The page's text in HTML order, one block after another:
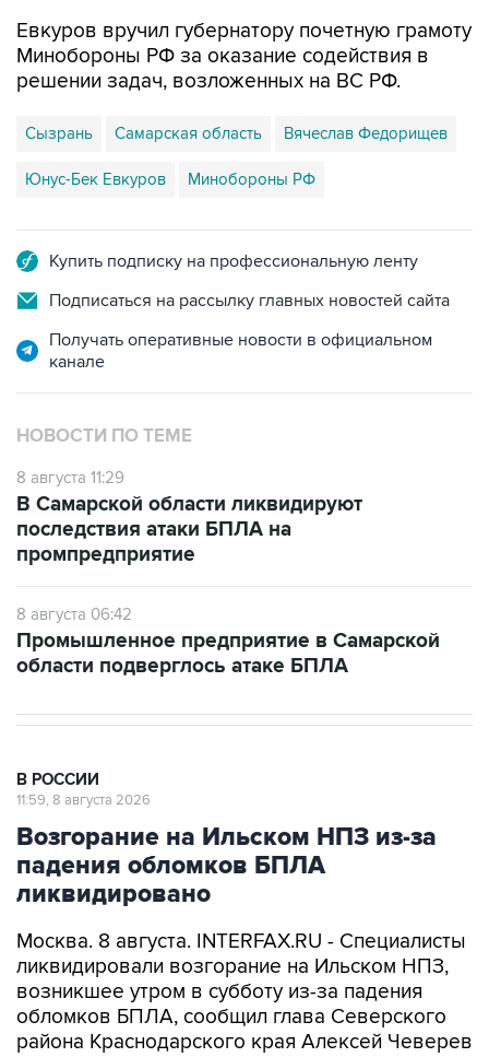
Евкуров вручил губернатору почетную грамоту
Минобороны РФ за оказание содействия в
решении задач, возложенных на ВС РФ.
Сызрань Самарская область Вячеслав Федорищев
Юнус-Бек Евкуров Минобороны РФ
Купить подписку на профессиональную ленту
Подписаться на рассылку главных новостей сайта
Получать оперативные новости в официальном
канале
НОВОСТИ ПО ТЕМЕ
8 августа 11:29
В Самарской области ликвидируют
последствия атаки БПЛА на
промпредприятие
8 августа 06:42
Промышленное предприятие в Самарской
области подверглось атаке БПЛА
В РОССИИ
11:59, 8 августа 2026
Возгорание на Ильском НПЗ из-за
падения обломков БПЛА
ликвидировано
Москва. 8 августа. INTERFAX.RU - Специалисты
ликвидировали возгорание на Ильском НПЗ,
возникшее утром в субботу из-за падения
обломков БПЛА, сообщил глава Северского
района Краснодарского края Алексей Чеверев